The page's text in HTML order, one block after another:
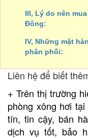
III, Lý do nên
Đông:
IV, Những mặt
phân phối:
Liên hệ để biết
+ Trên thị trường
phòng xông hơi
tín, tin cậy, bán
dịch vụ tốt, bảo